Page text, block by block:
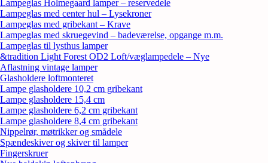
Lampeglas Holmegaard lamper – reservedele
Lampeglas med center hul – Lysekroner
Lampeglas med gribekant – Krave
Lampeglas med skruegevind – badeværelse, opgange m.m.
Lampeglas til lysthus lamper
&tradition Light Forest OD2 Loft/væglampedele – Nye
Aflastning vintage lamper
Glasholdere loftmonteret
Lampe glasholdere 10,2 cm gribekant
Lampe glasholdere 15,4 cm
Lampe glasholdere 6,2 cm gribekant
Lampe glasholdere 8,4 cm gribekant
Nippelrør, møtrikker og smådele
Spændeskiver og skiver til lamper
Fingerskruer